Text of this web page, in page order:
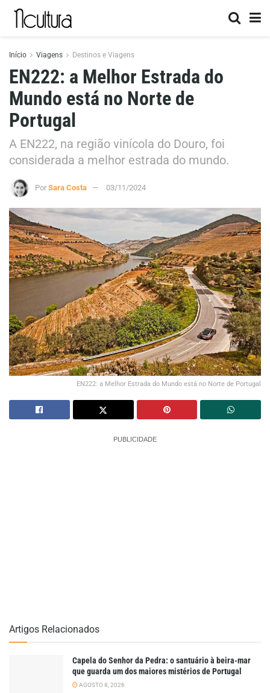
Início Viagens Destinos e Viagens
EN222: a Melhor Estrada do
Mundo está no Norte de
Portugal
A EN222, na região vinícola do Douro, foi
considerada a melhor estrada do mundo.
Por Sara Costa 03/11/2024
EN222: a Melhor Estrada do Mundo está no Norte de Portugal
PUBLICIDADE
Artigos Relacionados
Capela do Senhor da Pedra: o santuário à beira-mar
que guarda um dos maiores mistérios de Portugal
AGOSTO 8, 2026